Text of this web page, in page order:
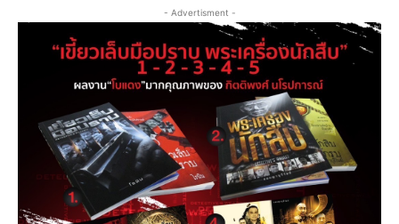
- Advertisment -